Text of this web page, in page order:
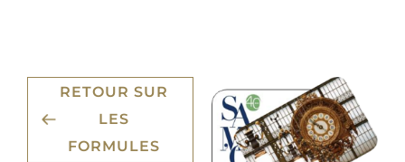
RETOUR SUR
LES
FORMULES